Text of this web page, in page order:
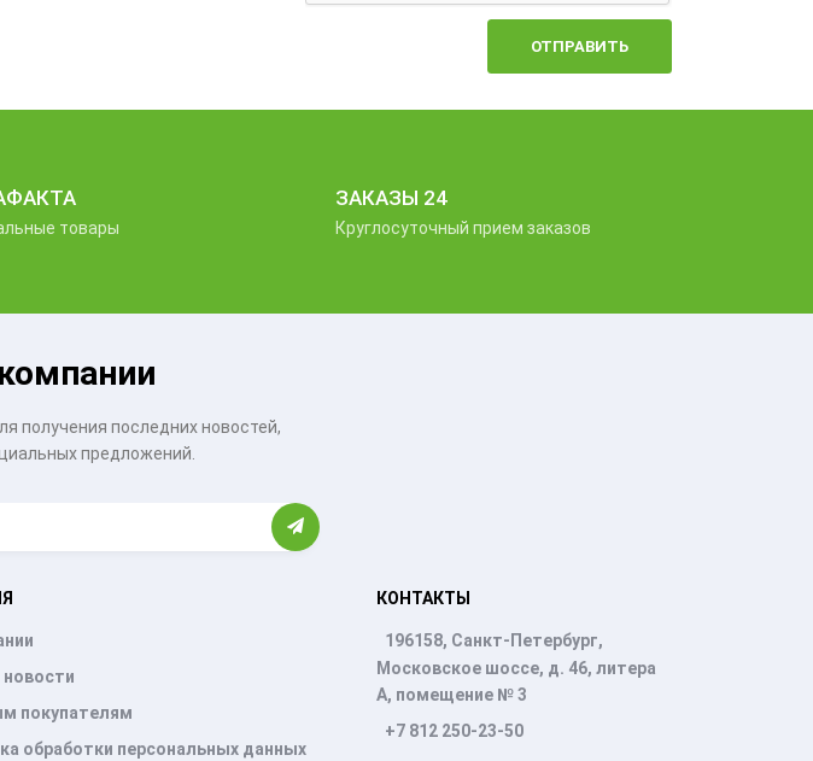
ОТПРАВИТЬ
товары
ЗАКАЗЫ 24
Круглосуточный прием заказов
получения последних новостей,
предложений.
новости
покупателям
обработки персональных данных
КОНТАКТЫ
196158, Санкт-Петербург,
Московское шоссе, д. 46, литера
А, помещение № 3
+7 812 250-23-50